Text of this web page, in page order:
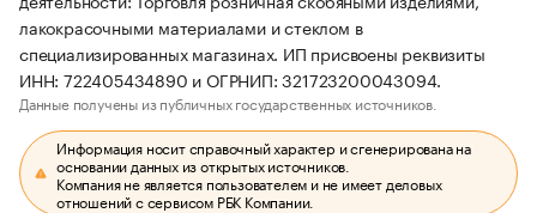
лакокрасочными материалами и стеклом в
специализированных магазинах. ИП присвоены реквизиты
ИНН: 722405434890 и ОГРНИП: 321723200043094.
Данные получены из публичных государственных источников.
Информация носит справочный характер и сгенерирована на
основании данных из открытых источников.
Компания не является пользователем и не имеет деловых
отношений с сервисом РБК Компании.